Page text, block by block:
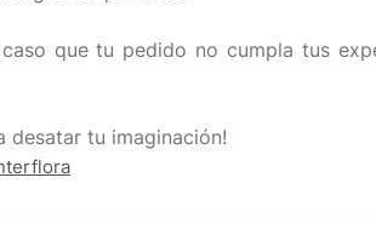
que tu pedido no cumpla tus